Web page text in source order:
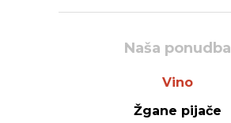
Naša ponudba
Vino
Žgane pijače